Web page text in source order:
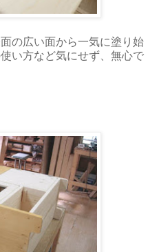
の広い面から一気に塗り始
い方など気にせず、無心で